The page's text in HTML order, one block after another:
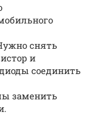
снять
и
соединить
заменить